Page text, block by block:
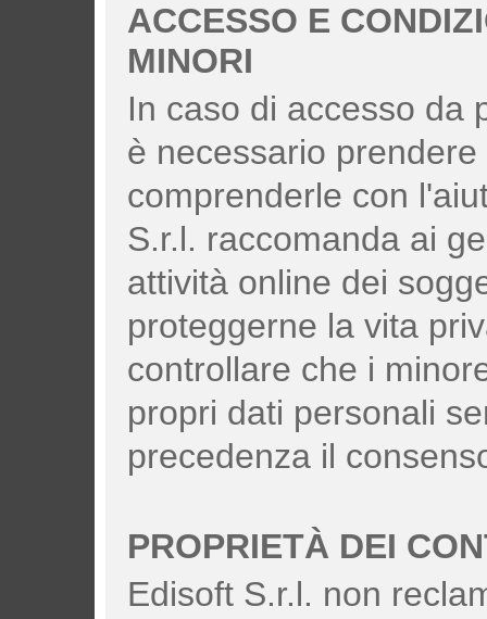
ACCESSO E
MINORI
In caso di accesso da
è necessario
comprenderle con
S.r.l. raccomanda ai
attività online dei
proteggerne la vita
controllare che i
propri dati personali
precedenza il
PROPRIETÀ DEI
Edisoft S.r.l. non